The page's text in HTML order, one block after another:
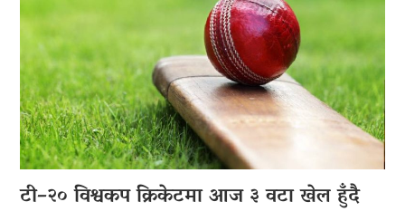
टी–२० विश्वकप क्रिकेटमा आज ३ वटा खेल हुँदै